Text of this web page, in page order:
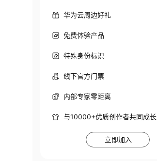
华为云周边好礼
免费体验产品
特殊身份标识
线下官方门票
内部专家零距离
与10000+优质创作者共同成长
立即加入